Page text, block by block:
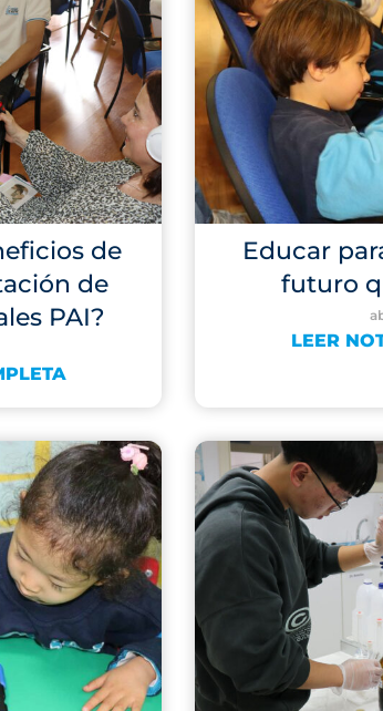
de
de
PAI?
Educar
futuro
LEER
e